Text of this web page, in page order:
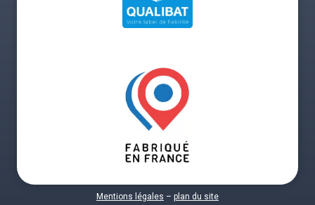
Mentions légales – plan du site